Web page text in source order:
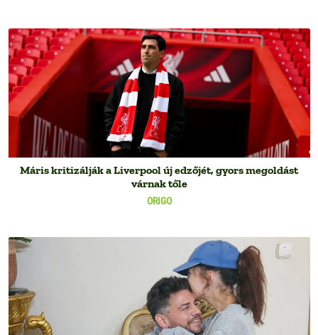
ORIGO
Máris kritizálják a Liverpool új edzőjét, gyors megoldást
várnak tőle